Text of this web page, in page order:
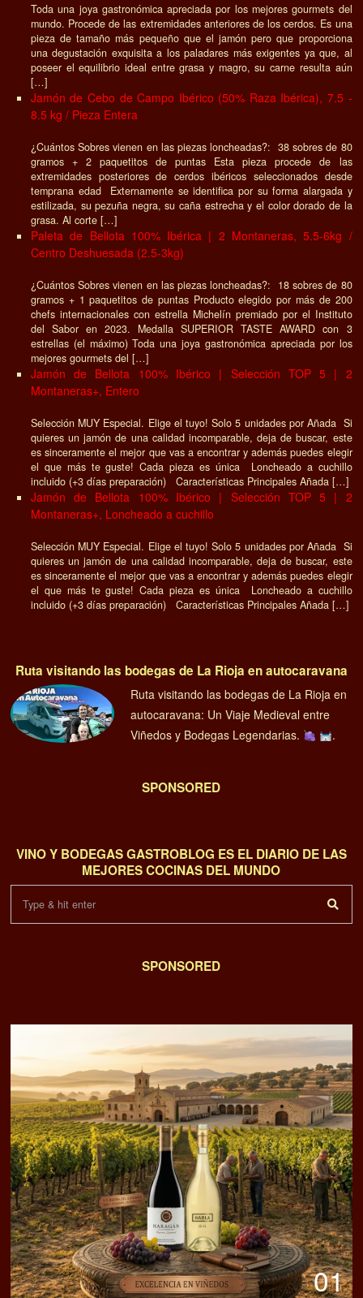
Toda una joya gastronómica apreciada por los mejores gourmets del
mundo. Procede de las extremidades anteriores de los cerdos. Es una
pieza de tamaño más pequeño que el jamón pero que proporciona
una degustación exquisita a los paladares más exigentes ya que, al
poseer el equilibrio ideal entre grasa y magro, su carne resulta aún
[…]
Jamón de Cebo de Campo Ibérico (50% Raza Ibérica), 7.5 -
8.5 kg / Pieza Entera
¿Cuántos Sobres vienen en las piezas loncheadas?: 38 sobres de 80
gramos + 2 paquetitos de puntas Esta pieza procede de las
extremidades posteriores de cerdos ibéricos seleccionados desde
temprana edad Externamente se identifica por su forma alargada y
estilizada, su pezuña negra, su caña estrecha y el color dorado de la
grasa. Al corte […]
Paleta de Bellota 100% Ibérica | 2 Montaneras, 5.5-6kg /
Centro Deshuesada (2.5-3kg)
¿Cuántos Sobres vienen en las piezas loncheadas?: 18 sobres de 80
gramos + 1 paquetitos de puntas Producto elegido por más de 200
chefs internacionales con estrella Michelín premiado por el Instituto
del Sabor en 2023. Medalla SUPERIOR TASTE AWARD con 3
estrellas (el máximo) Toda una joya gastronómica apreciada por los
mejores gourmets del […]
Jamón de Bellota 100% Ibérico | Selección TOP 5 | 2
Montaneras+, Entero
Selección MUY Especial. Elige el tuyo! Solo 5 unidades por Añada Si
quieres un jamón de una calidad incomparable, deja de buscar, este
es sinceramente el mejor que vas a encontrar y además puedes elegir
el que más te guste! Cada pieza es única Loncheado a cuchillo
incluido (+3 días preparación) Características Principales Añada […]
Jamón de Bellota 100% Ibérico | Selección TOP 5 | 2
Montaneras+, Loncheado a cuchillo
Selección MUY Especial. Elige el tuyo! Solo 5 unidades por Añada Si
quieres un jamón de una calidad incomparable, deja de buscar, este
es sinceramente el mejor que vas a encontrar y además puedes elegir
el que más te guste! Cada pieza es única Loncheado a cuchillo
incluido (+3 días preparación) Características Principales Añada […]
Ruta visitando las bodegas de La Rioja en autocaravana
Ruta visitando las bodegas de La Rioja en
autocaravana: Un Viaje Medieval entre
Viñedos y Bodegas Legendarias.
.
SPONSORED
VINO Y BODEGAS GASTROBLOG ES EL DIARIO DE LAS
MEJORES COCINAS DEL MUNDO
SPONSORED
01